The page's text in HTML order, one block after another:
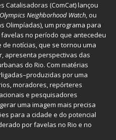
Catalisadoras (ComCat) lançou
Neighborhood Watch, ou
Olimpíadas), um programa para
no período que antecedeu
de notícias, que se tornou uma
apresenta perspectivas das
do Rio. Com matérias
por uma
moradores, repórteres
e pesquisadores
uma imagem mais precisa
para a cidade e do potencial
por favelas no Rio e no